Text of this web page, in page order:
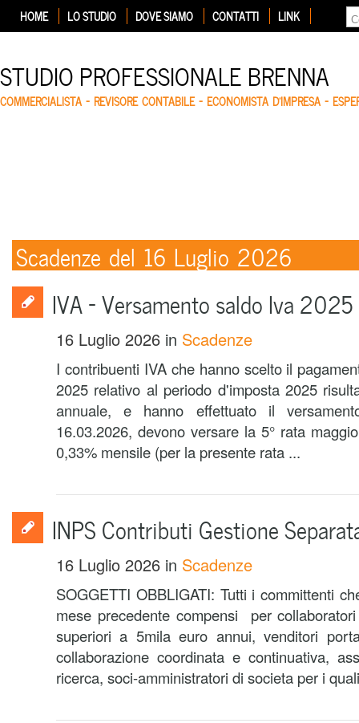
HOME LO STUDIO DOVE SIAMO CONTATTI LINK
STUDIO PROFESSIONALE BRENNA
COMMERCIALISTA – REVISORE CONTABILE – ECONOMISTA D'IMPRESA –
Scadenze del 16 Luglio 2026
IVA – Versamento saldo Iva 2025
16 Luglio 2026 in Scadenze
I contribuenti IVA che hanno scelto il
2025 relativo al periodo d'imposta 2025
annuale, e hanno effettuato il
16.03.2026, devono versare la 5° rata
0,33% mensile (per la presente rata ...
INPS Contributi Gestione
16 Luglio 2026 in Scadenze
SOGGETTI OBBLIGATI: Tutti i committenti
mese precedente compensi per
superiori a 5mila euro annui, venditori
collaborazione coordinata e continuativa,
ricerca, soci-amministratori di societa per i